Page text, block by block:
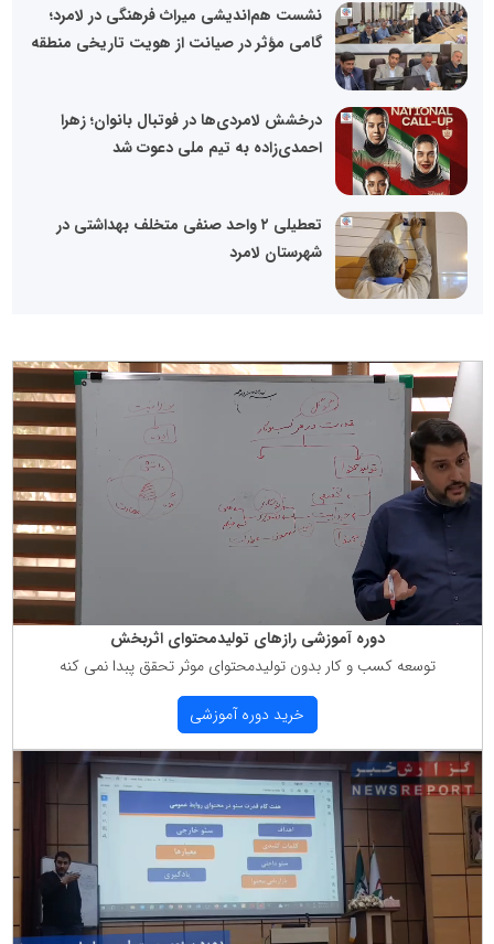
نشست هم‌اندیشی میراث فرهنگی در لامرد؛
گامی مؤثر در صیانت از هویت تاریخی منطقه
درخشش لامردی‌ها در فوتبال بانوان؛ زهرا
احمدی‌زاده به تیم ملی دعوت شد
تعطیلی ٢ واحد صنفی متخلف بهداشتی در
شهرستان لامرد
دوره آموزشی رازهای تولیدمحتوای اثربخش
توسعه كسب و كار بدون تولیدمحتوای موثر تحقق پبدا نمی كنه
خرید دوره آموزشی